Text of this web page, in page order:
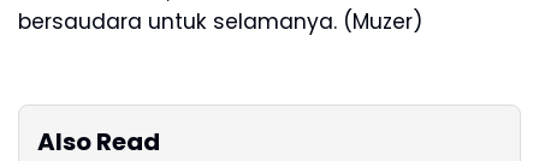
bersaudara untuk selamanya. (Muzer)
Also Read